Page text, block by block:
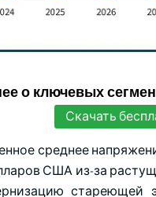
о ключевых
Скачать
среднее
США из-за
стареющей